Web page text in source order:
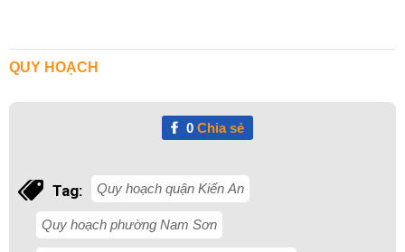
QUY HOẠCH
0Chia sẻ
Tag: Quy hoạch quận Kiến An
Quy hoạch phường Nam Sơn